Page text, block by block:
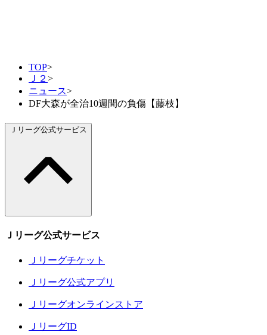
TOP>
Ｊ２ >
ニュース>
DF大森が全治10週間の負傷【藤枝】
Ｊリーグ公式サービス
Ｊリーグ公式サービス
Ｊリーグチケット
Ｊリーグ公式アプリ
Ｊリーグオンラインストア
ＪリーグID